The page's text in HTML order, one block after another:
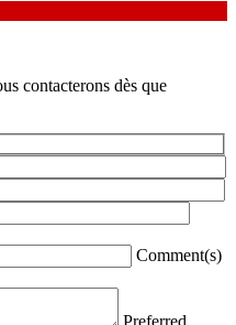
contacterons dès que
Comment(s)
Preferred